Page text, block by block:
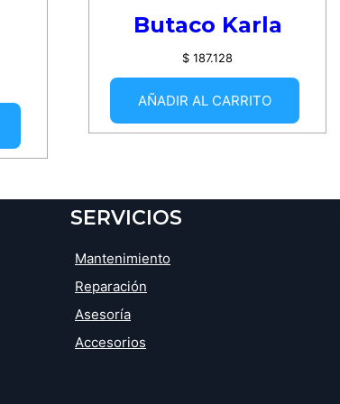
Butaco Karla
$ 187.128
AÑADIR AL CARRITO
SERVICIOS
Mantenimiento
Reparación
Asesoría
Accesorios